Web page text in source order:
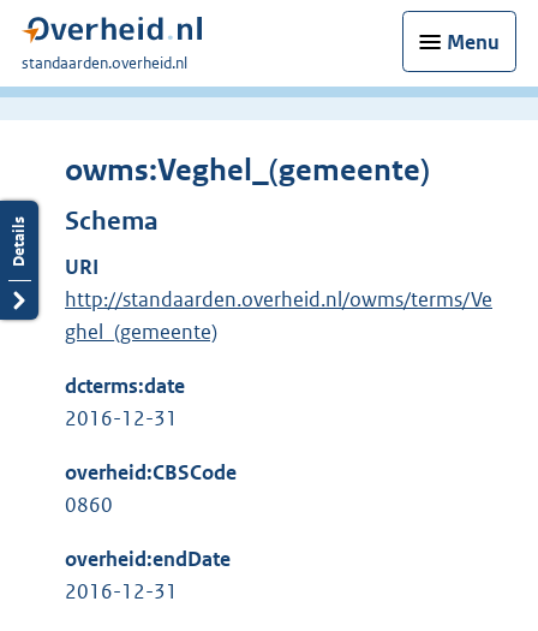
Menu
U
bent
standaarden.overheid.nl
owms:Veghel_(gemeente)
Schema
URI
http://standaarden.overheid.nl/owms/terms/Ve
ghel_(gemeente)
dcterms:date
2016-12-31
overheid:CBSCode
0860
overheid:endDate
2016-12-31